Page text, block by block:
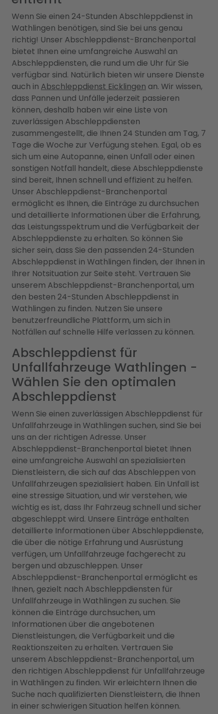
Wenn Sie einen 24-Stunden Abschleppdienst in
Wathlingen benötigen, sind Sie bei uns genau
richtig! Unser Abschleppdienst-Branchenportal
bietet Ihnen eine umfangreiche Auswahl an
Abschleppdiensten, die rund um die Uhr für Sie
verfügbar sind. Natürlich bieten wir unsere Dienste
auch in Abschleppdienst Eicklingen an. Wir wissen,
dass Pannen und Unfälle jederzeit passieren
können, deshalb haben wir eine Liste von
zuverlässigen Abschleppdiensten
zusammengestellt, die Ihnen 24 Stunden am Tag, 7
Tage die Woche zur Verfügung stehen. Egal, ob es
sich um eine Autopanne, einen Unfall oder einen
sonstigen Notfall handelt, diese Abschleppdienste
sind bereit, Ihnen schnell und effizient zu helfen.
Unser Abschleppdienst-Branchenportal
ermöglicht es Ihnen, die Einträge zu durchsuchen
und detaillierte Informationen über die Erfahrung,
das Leistungsspektrum und die Verfügbarkeit der
Abschleppdienste zu erhalten. So können Sie
sicher sein, dass Sie den passenden 24-Stunden
Abschleppdienst in Wathlingen finden, der Ihnen in
Ihrer Notsituation zur Seite steht. Vertrauen Sie
unserem Abschleppdienst-Branchenportal, um
den besten 24-Stunden Abschleppdienst in
Wathlingen zu finden. Nutzen Sie unsere
benutzerfreundliche Plattform, um sich in
Notfällen auf schnelle Hilfe verlassen zu können.
Abschleppdienst für
Unfallfahrzeuge Wathlingen -
Wählen Sie den optimalen
Abschleppdienst
Wenn Sie einen zuverlässigen Abschleppdienst für
Unfallfahrzeuge in Wathlingen suchen, sind Sie bei
uns an der richtigen Adresse. Unser
Abschleppdienst-Branchenportal bietet Ihnen
eine umfangreiche Auswahl an spezialisierten
Dienstleistern, die sich auf das Abschleppen von
Unfallfahrzeugen spezialisiert haben. Ein Unfall ist
eine stressige Situation, und wir verstehen, wie
wichtig es ist, dass Ihr Fahrzeug schnell und sicher
abgeschleppt wird. Unsere Einträge enthalten
detaillierte Informationen über Abschleppdienste,
die über die nötige Erfahrung und Ausrüstung
verfügen, um Unfallfahrzeuge fachgerecht zu
bergen und abzuschleppen. Unser
Abschleppdienst-Branchenportal ermöglicht es
Ihnen, gezielt nach Abschleppdiensten für
Unfallfahrzeuge in Wathlingen zu suchen. Sie
können die Einträge durchsuchen, um
Informationen über die angebotenen
Dienstleistungen, die Verfügbarkeit und die
Reaktionszeiten zu erhalten. Vertrauen Sie
unserem Abschleppdienst-Branchenportal, um
den richtigen Abschleppdienst für Unfallfahrzeuge
in Wathlingen zu finden. Wir erleichtern Ihnen die
Suche nach qualifizierten Dienstleistern, die Ihnen
in einer schwierigen Situation helfen können.